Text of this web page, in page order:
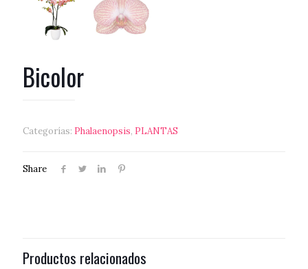
Bicolor
Categorías: Phalaenopsis, PLANTAS
Share
Productos relacionados